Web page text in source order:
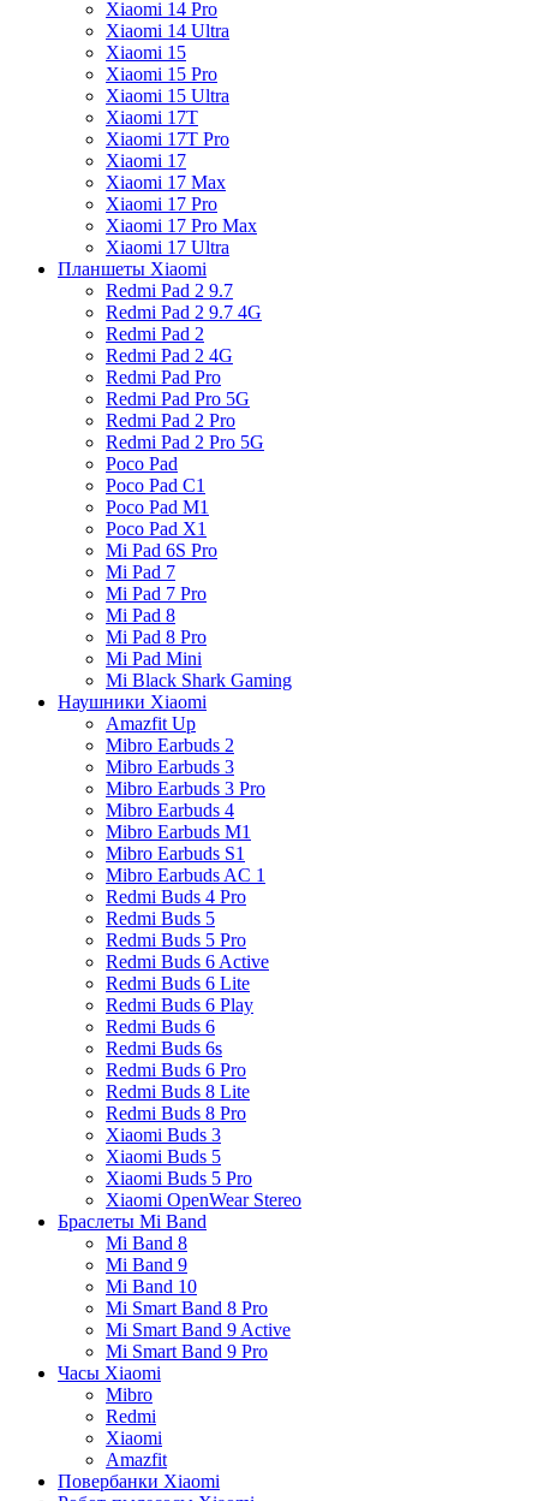
Xiaomi 14 Pro
Xiaomi 14 Ultra
Xiaomi 15
Xiaomi 15 Pro
Xiaomi 15 Ultra
Xiaomi 17T
Xiaomi 17T Pro
Xiaomi 17
Xiaomi 17 Max
Xiaomi 17 Pro
Xiaomi 17 Pro Max
Xiaomi 17 Ultra
Планшеты Xiaomi
Redmi Pad 2 9.7
Redmi Pad 2 9.7 4G
Redmi Pad 2
Redmi Pad 2 4G
Redmi Pad Pro
Redmi Pad Pro 5G
Redmi Pad 2 Pro
Redmi Pad 2 Pro 5G
Poco Pad
Poco Pad C1
Poco Pad M1
Poco Pad X1
Mi Pad 6S Pro
Mi Pad 7
Mi Pad 7 Pro
Mi Pad 8
Mi Pad 8 Pro
Mi Pad Mini
Mi Black Shark Gaming
Наушники Xiaomi
Amazfit Up
Mibro Earbuds 2
Mibro Earbuds 3
Mibro Earbuds 3 Pro
Mibro Earbuds 4
Mibro Earbuds M1
Mibro Earbuds S1
Mibro Earbuds AC 1
Redmi Buds 4 Pro
Redmi Buds 5
Redmi Buds 5 Pro
Redmi Buds 6 Active
Redmi Buds 6 Lite
Redmi Buds 6 Play
Redmi Buds 6
Redmi Buds 6s
Redmi Buds 6 Pro
Redmi Buds 8 Lite
Redmi Buds 8 Pro
Xiaomi Buds 3
Xiaomi Buds 5
Xiaomi Buds 5 Pro
Xiaomi OpenWear Stereo
Браслеты Mi Band
Mi Band 8
Mi Band 9
Mi Band 10
Mi Smart Band 8 Pro
Mi Smart Band 9 Active
Mi Smart Band 9 Pro
Часы Xiaomi
Mibro
Redmi
Xiaomi
Amazfit
Повербанки Xiaomi